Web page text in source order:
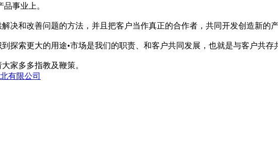
事业上。
决和改善问题的方法，并且把客户当作真正的合作者，共同开发创造新的
探索更大的用途•市场是我们的职责、和客户共同发展，也就是与客户共存
家多多指教及鞭策。
有限公司